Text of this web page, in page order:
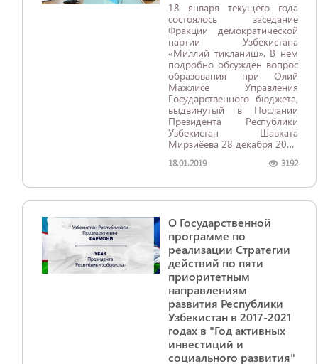
18 января текущего года
состоялось заседание
Фракции демократической
партии Узбекистана
«Миллий тикланиш». В нем
подробно обсужден вопрос
образования при Олий
Мажлисе Управления
Государственного бюджета,
выдвинутый в Послании
Президента Республики
Узбекистан Шавката
Мирзиёева 28 декабря 2018
18.01.2019 3192
О Государственной
программе по
реализации Стратегии
действий по пяти
приоритетным
направлениям
развития Республики
Узбекистан в 2017-2021
годах в "Год активных
инвестиций и
социального развития"